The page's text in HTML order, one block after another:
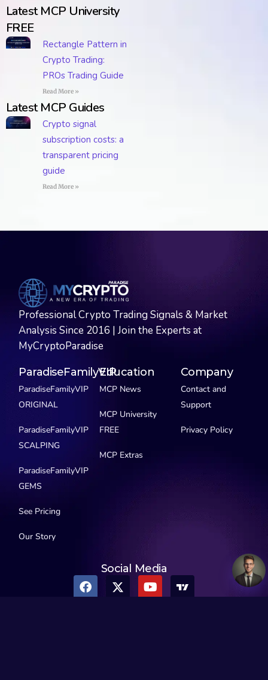
Latest MCP University
FREE
Rectangle Pattern in
Crypto Trading:
PROs Trading Guide
Read More »
Latest MCP Guides
Crypto signal
subscription costs: a
transparent pricing
guide
Read More »
Professional Crypto Trading Signals & Market
Analysis Since 2016 | Join the Experts at
MyCryptoParadise
ParadiseFamilyVIP
ParadiseFamilyVIP
ORIGINAL
ParadiseFamilyVIP
SCALPING
ParadiseFamilyVIP
GEMS
See Pricing
Our Story
Education
MCP News
MCP University
FREE
MCP Extras
Company
Contact and
Support
Privacy Policy
Social Media